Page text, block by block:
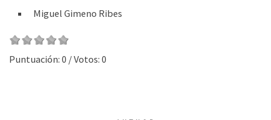
Miguel Gimeno Ribes
Puntuación: 0 / Votos: 0